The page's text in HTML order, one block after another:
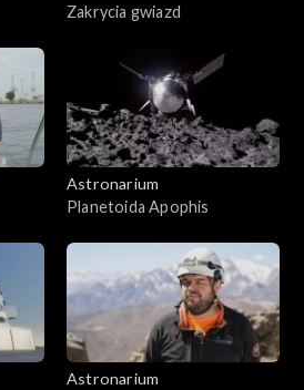
Zakrycia gwiazd
Astronarium
Planetoida Apophis
Astronarium